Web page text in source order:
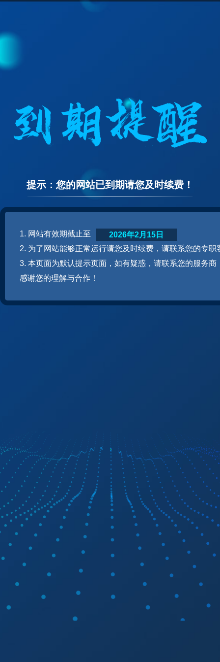
提示：您的网站已到期请您及时续费！
1. 网站有效期截止至
2. 为了网站能够正常运行请您及时续费，请联系您的专职
3. 本页面为默认提示页面，如有疑惑，请联系您的服务商
感谢您的理解与合作！
2026年2月15日